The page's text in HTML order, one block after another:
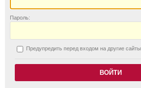
Пароль:
Предупредить перед входом на другие сайты.